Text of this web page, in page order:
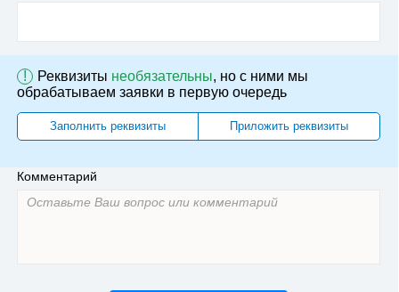
! Реквизиты необязательны, но с ними мы
обрабатываем заявки в первую очередь
Заполнить реквизиты Приложить реквизиты
Комментарий